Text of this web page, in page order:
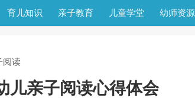
育儿知识 亲子教育 儿童学堂 幼师资源
阅读
儿亲子阅读心得体会